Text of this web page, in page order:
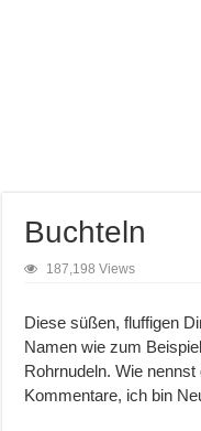
Buchteln
187,198 Views
Diese süßen, fluffigen
Namen wie zum
Rohrnudeln. Wie
Kommentare, ich bin